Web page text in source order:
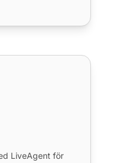
LiveAgent för